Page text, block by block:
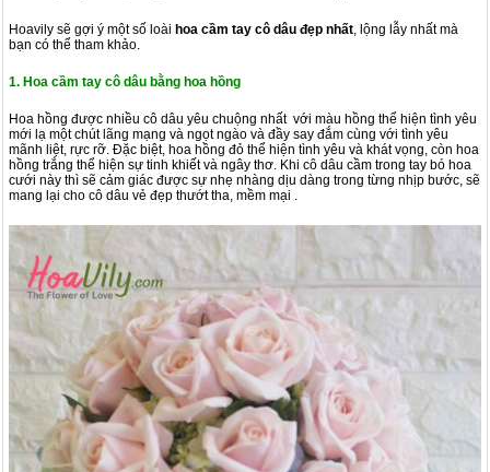
Hoavily sẽ gợi ý một số loài hoa cầm tay cô dâu đẹp nhất, lộng lẫy nhất mà
bạn có thể tham khảo.
1. Hoa cầm tay cô dâu bằng hoa hồng
Hoa hồng được nhiều cô dâu yêu chuộng nhất với màu hồng thể hiện tình yêu
mới lạ một chút lãng mạng và ngọt ngào và đầy say đắm cùng với tình yêu
mãnh liệt, rực rỡ. Đặc biệt, hoa hồng đỏ thể hiện tình yêu và khát vọng, còn hoa
hồng trắng thể hiện sự tinh khiết và ngây thơ. Khi cô dâu cầm trong tay bó hoa
cưới này thì sẽ cảm giác được sự nhẹ nhàng dịu dàng trong từng nhịp bước, sẽ
mang lại cho cô dâu vẻ đẹp thướt tha, mềm mại .